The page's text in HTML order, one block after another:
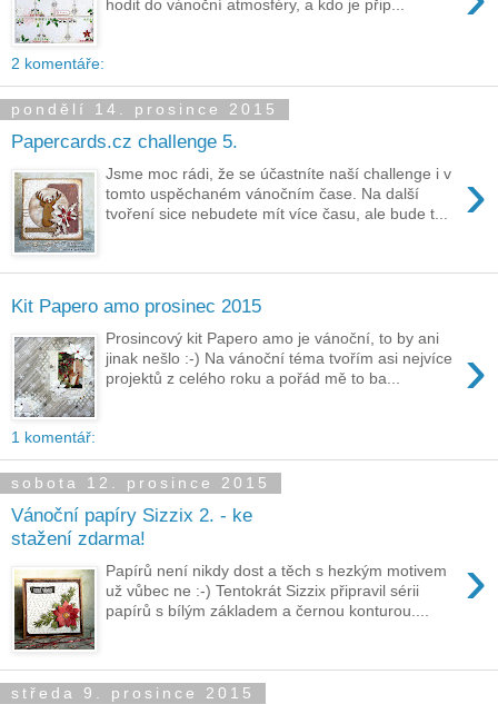
hodit do vánoční atmosféry, a kdo je přip...
2 komentáře:
pondělí 14. prosince 2015
Papercards.cz challenge 5.
›
Jsme moc rádi, že se účastníte naší challenge i v
tomto uspěchaném vánočním čase. Na další
tvoření sice nebudete mít více času, ale bude t...
Kit Papero amo prosinec 2015
›
Prosincový kit Papero amo je vánoční, to by ani
jinak nešlo :-) Na vánoční téma tvořím asi nejvíce
projektů z celého roku a pořád mě to ba...
1 komentář:
sobota 12. prosince 2015
Vánoční papíry Sizzix 2. - ke
stažení zdarma!
›
Papírů není nikdy dost a těch s hezkým motivem
už vůbec ne :-) Tentokrát Sizzix připravil sérii
papírů s bílým základem a černou konturou....
středa 9. prosince 2015